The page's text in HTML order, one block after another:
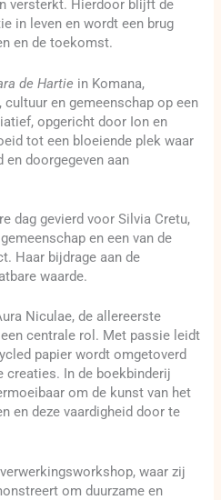
versterkt. Hierdoor blijft de
in leven en wordt een brug
en de toekomst.
de Hartie in Komana,
en gemeenschap op een
opgericht door Ion en
tot een bloeiende plek waar
doorgegeven aan
dag gevierd voor Silvia Cretu,
en een van de
Haar bijdrage aan de
waarde.
Niculae, de allereerste
centrale rol. Met passie leidt
papier wordt omgetoverd
creaties. In de boekbinderij
om de kunst van het
en deze vaardigheid door te
waar zij
om duurzame en